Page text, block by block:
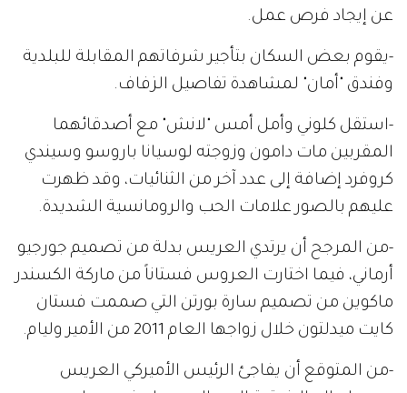
عن إيجاد فرص عمل.
-يقوم بعض السكان بتأجير شرفاتهم المقابلة للبلدية
وفندق "أمان" لمشاهدة تفاصيل الزفاف.
-استقل كلوني وأمل أمس "لانش" مع أصدقائهما
المقربين مات دامون وزوجته لوسيانا باروسو وسيندي
كروفرد إضافة إلى عدد آخر من الثنائيات، وقد ظهرت
عليهم بالصور علامات الحب والرومانسية الشديدة.
-من المرجح أن يرتدي العريس بدلة من تصميم جورجيو
أرماني، فيما اختارت العروس فستاناً من ماركة الكسندر
ماكوين من تصميم سارة بورتن التي صممت فستان
كايت ميدلتون خلال زواجها العام 2011 من الأمير وليام.
-من المتوقع أن يفاجئ الرئيس الأميركي العريس